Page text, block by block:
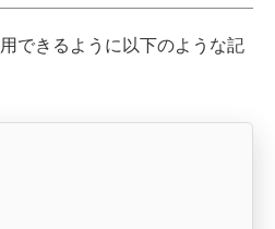
できるように以下のような記